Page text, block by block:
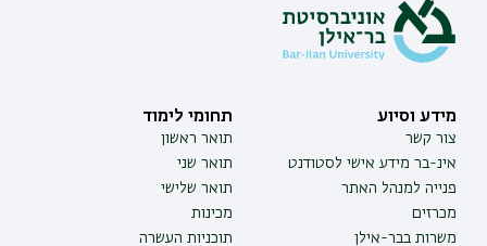
מידע וסיוע
צור קשר
אינ-בר מידע אישי לסטודנט
פנייה למנהל האתר
מכרזים
משרות בבר-אילן
תחומי לימוד
תואר ראשון
תואר שני
תואר שלישי
מכינות
תוכניות העשרה